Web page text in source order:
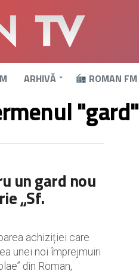
ARHIVĂ ROMAN FM
"gard"
un gard nou
„Sf.
achiziției care
unei noi împrejmuiri
din Roman,